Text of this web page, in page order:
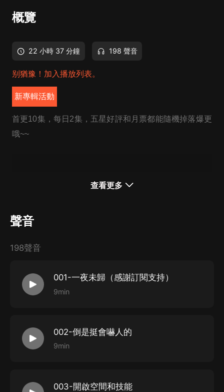
概覽
22 小時 37 分鐘 198 聲音
别猶豫！加入播放列表。
新專輯活動
首更10集，每日2集，五星好評和月票都能隨機掉落爆更
哦~~
查看更多
聲音
198聲音
001-一夜未歸（感謝訂閱支持）
9min
002-倒是挺會嚇人的
9min
003-開啟空間和技能